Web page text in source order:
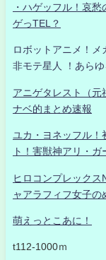
・ハゲッフル！哀
ゲっTEL？
ロボットアニメ！メ
非モテ星人 ！あら
アニゲタレスト（
ナベ的まとめ速報
ユカ・ヨネッフル！
ト！害獣神アリ・
ヒロコンプレック
ャアラフィフ女子
萌えっとこあに！
t112-1000ｍ